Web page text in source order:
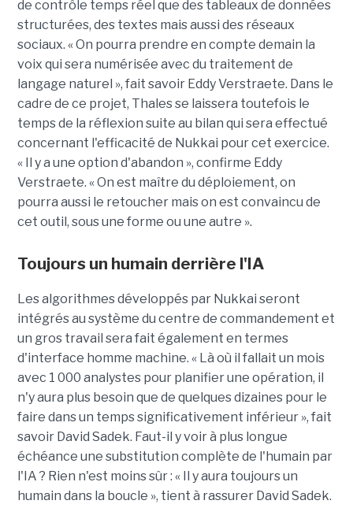
de contrôle temps réel que des tableaux de données
structurées, des textes mais aussi des réseaux
sociaux. « On pourra prendre en compte demain la
voix qui sera numérisée avec du traitement de
langage naturel », fait savoir Eddy Verstraete. Dans le
cadre de ce projet, Thales se laissera toutefois le
temps de la réflexion suite au bilan qui sera effectué
concernant l'efficacité de Nukkai pour cet exercice.
« Il y a une option d'abandon », confirme Eddy
Verstraete. « On est maître du déploiement, on
pourra aussi le retoucher mais on est convaincu de
cet outil, sous une forme ou une autre ».
Toujours un humain derrière l'IA
Les algorithmes développés par Nukkai seront
intégrés au système du centre de commandement et
un gros travail sera fait également en termes
d'interface homme machine. « Là où il fallait un mois
avec 1 000 analystes pour planifier une opération, il
n'y aura plus besoin que de quelques dizaines pour le
faire dans un temps significativement inférieur », fait
savoir David Sadek. Faut-il y voir à plus longue
échéance une substitution complète de l'humain par
l'IA ? Rien n'est moins sûr : « Il y aura toujours un
humain dans la boucle », tient à rassurer David Sadek.